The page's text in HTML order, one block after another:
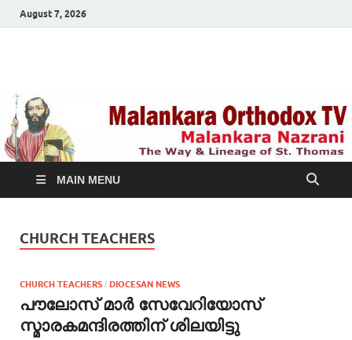
August 7, 2026
TV
MAIN MENU
CHURCH TEACHERS
CHURCH TEACHERS / DIOCESAN NEWS
പൗലോസ് മാര്‍ സേവേറിയോസ്
സ്മാരകമന്ദിരത്തിന് ശിലയിട്ടു